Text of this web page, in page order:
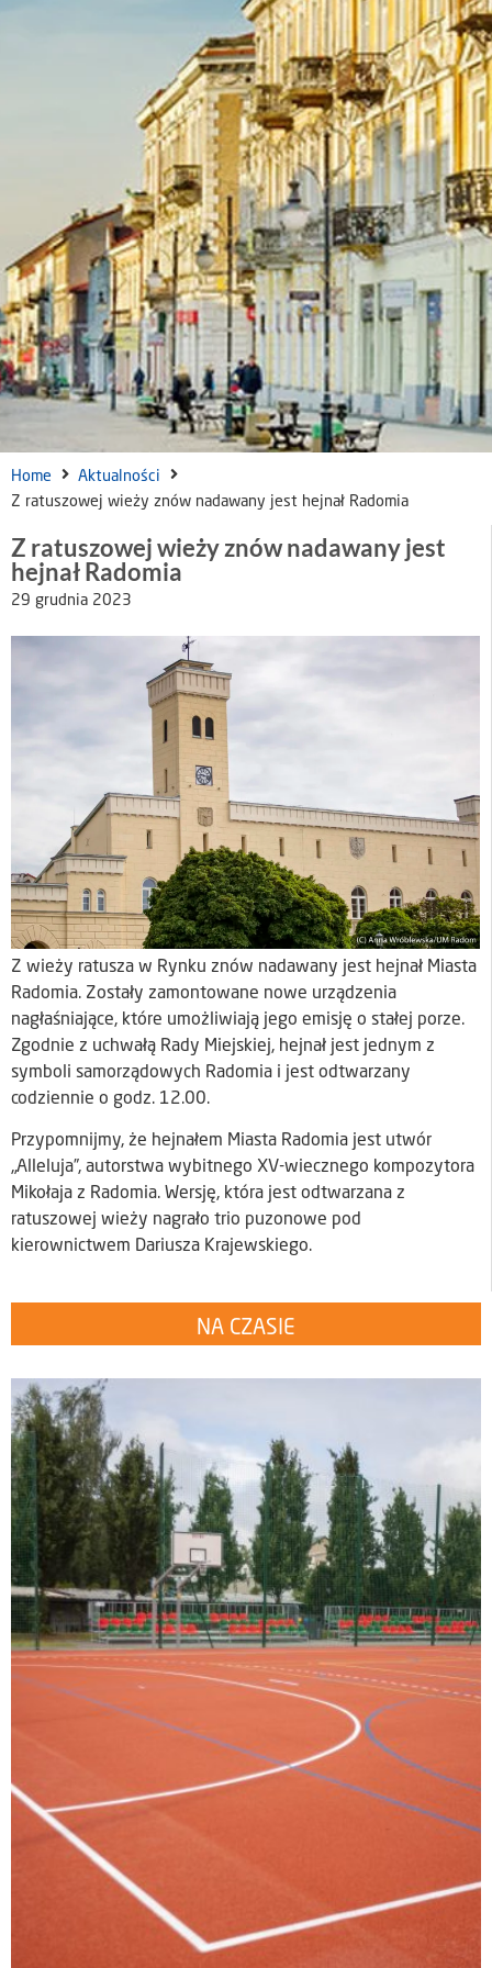
Home
Aktualności
Z ratuszowej wieży znów nadawany jest hejnał Radomia
Z ratuszowej wieży znów nadawany jest
hejnał Radomia
29 grudnia 2023
Z wieży ratusza w Rynku znów nadawany jest hejnał Miasta
Radomia. Zostały zamontowane nowe urządzenia
nagłaśniające, które umożliwiają jego emisję o stałej porze.
Zgodnie z uchwałą Rady Miejskiej, hejnał jest jednym z
symboli samorządowych Radomia i jest odtwarzany
codziennie o godz. 12.00.
Przypomnijmy, że hejnałem Miasta Radomia jest utwór
„Alleluja”, autorstwa wybitnego XV-wiecznego kompozytora
Mikołaja z Radomia. Wersję, która jest odtwarzana z
ratuszowej wieży nagrało trio puzonowe pod
kierownictwem Dariusza Krajewskiego.
NA CZASIE